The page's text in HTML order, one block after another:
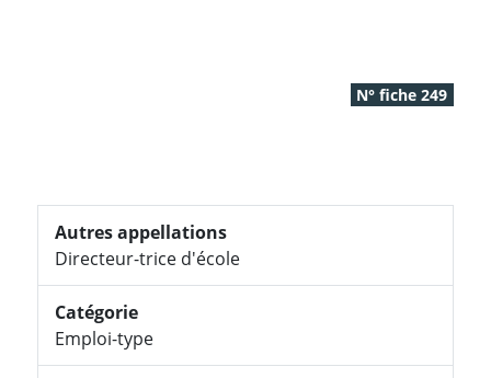
N° fiche 249
Autres appellations
Directeur-trice d'école
Catégorie
Emploi-type